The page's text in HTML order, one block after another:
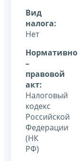
Вид
налога:
Нет
Нормативно
–
правовой
акт:
Налоговый
кодекс
Российской
Федерации
(НК
РФ)